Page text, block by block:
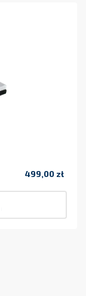
499,00 zł